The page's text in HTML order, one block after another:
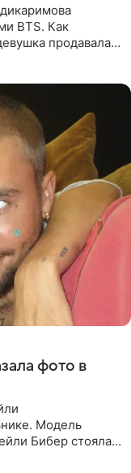
BTS. Как
продавала
фото в
Модель
Бибер стояла